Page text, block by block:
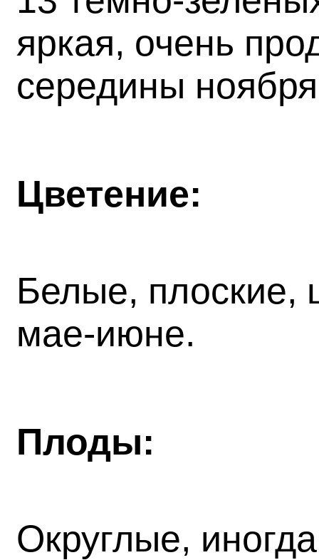
яркая, очень
середины
Цветение:
Белые, плоские,
мае-июне.
Плоды:
Округлые,